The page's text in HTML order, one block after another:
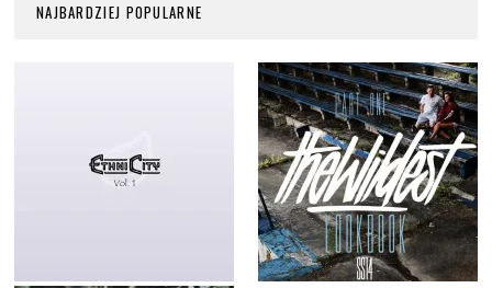
NAJBARDZIEJ POPULARNE